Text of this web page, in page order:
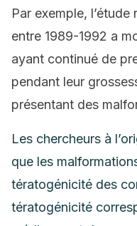
Par exemple, l’étude
entre 1989-1992 a
ayant continué de
pendant leur
présentant des
Les chercheurs à
que les
tératogénicité des
tératogénicité